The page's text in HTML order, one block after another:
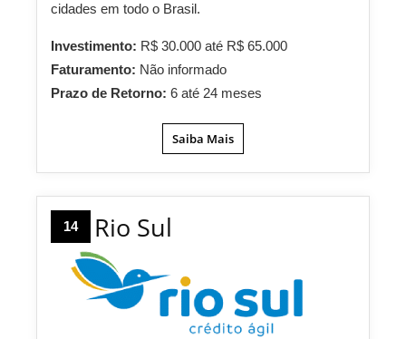
cidades em todo o Brasil.
Investimento: R$ 30.000 até R$ 65.000
Faturamento: Não informado
Prazo de Retorno: 6 até 24 meses
Saiba Mais
14 Rio Sul